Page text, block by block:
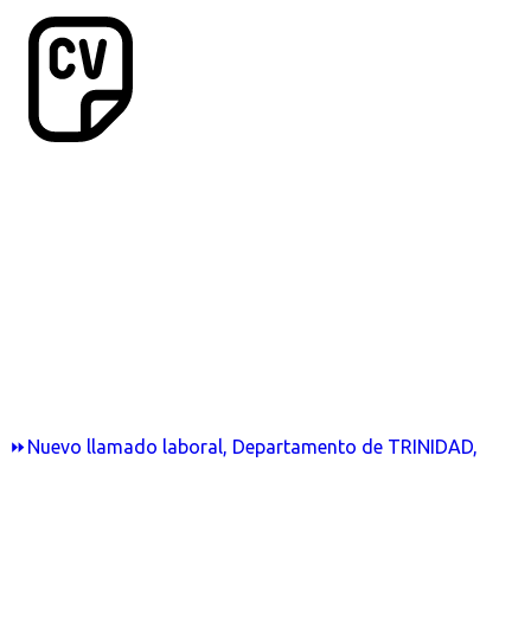
⏩Nuevo llamado laboral, Departamento de TRINIDAD,